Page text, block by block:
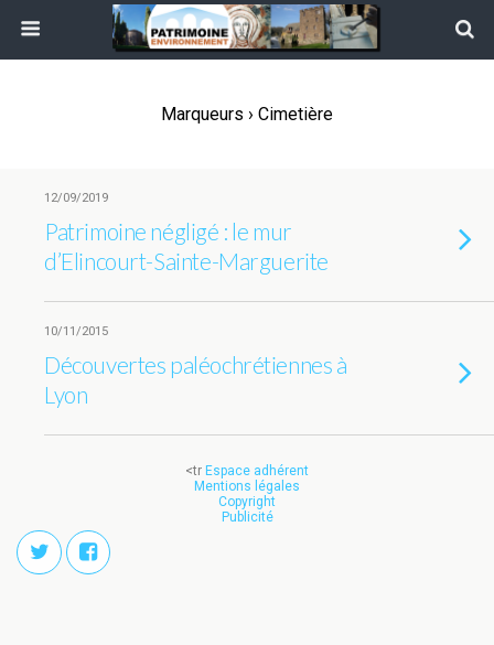
Marqueurs › Cimetière
12/09/2019
Patrimoine négligé : le mur
d’Elincourt-Sainte-Marguerite
10/11/2015
Découvertes paléochrétiennes à
Lyon
<tr Espace adhérent
Mentions légales
Copyright
Publicité